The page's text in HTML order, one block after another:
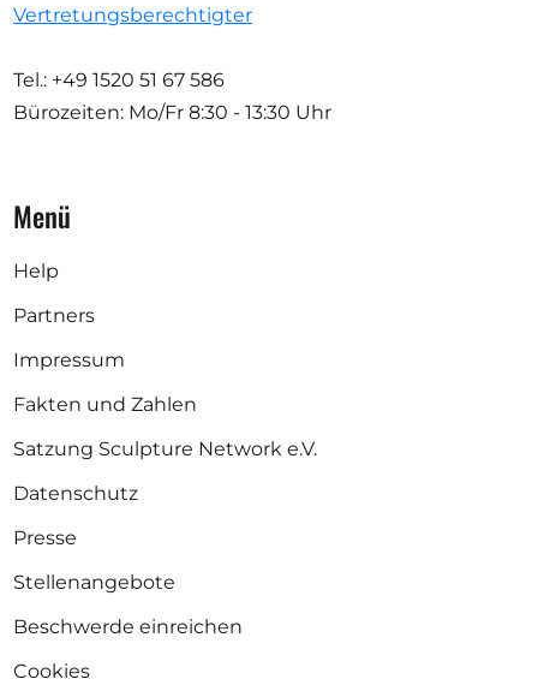
Vertretungsberechtigter
Tel.: +49 1520 51 67 586
Bürozeiten: Mo/Fr 8:30 - 13:30 Uhr
Menü
Help
Partners
Impressum
Fakten und Zahlen
Satzung Sculpture Network e.V.
Datenschutz
Presse
Stellenangebote
Beschwerde einreichen
Cookies